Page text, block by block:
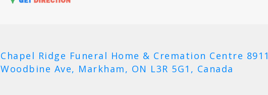
Chapel Ridge Funeral Home & Cremation Centre 8911
Woodbine Ave, Markham, ON L3R 5G1, Canada